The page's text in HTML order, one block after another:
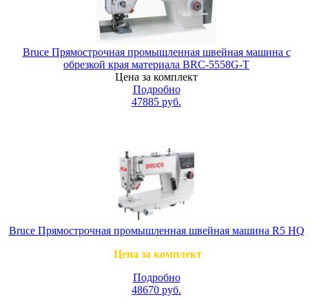
Bruce Прямострочная промышленная швейная машина с
обрезкой края материала BRC-5558G-T
Цена за комплект
Подробно
47885 руб.
Bruce Прямострочная промышленная швейная машина R5 HQ
Цена за комплект
Подробно
48670 руб.